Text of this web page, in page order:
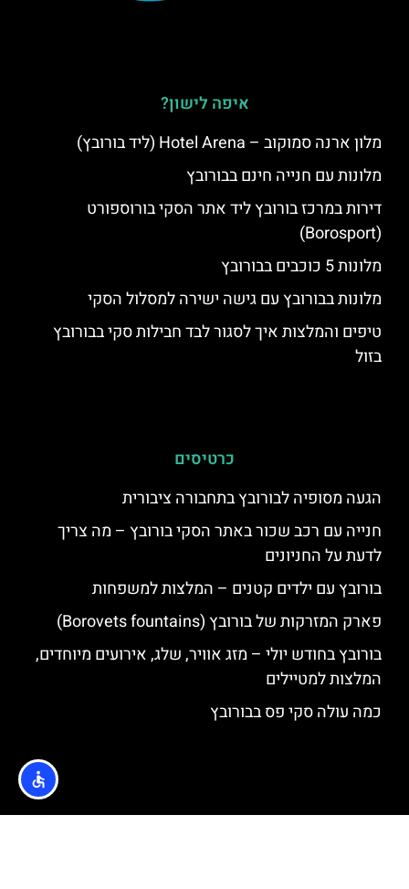
איפה לישון?
מלון ארנה סמוקוב – Hotel Arena (ליד בורובץ)
מלונות עם חנייה חינם בבורובץ
דירות במרכז בורובץ ליד אתר הסקי בורוספורט
(Borosport)
מלונות 5 כוכבים בבורובץ
מלונות בבורובץ עם גישה ישירה למסלול הסקי
טיפים והמלצות איך לסגור לבד חבילות סקי בבורובץ
בזול
כרטיסים
הגעה מסופיה לבורובץ בתחבורה ציבורית
חנייה עם רכב שכור באתר הסקי בורובץ – מה צריך
לדעת על החניונים
בורובץ עם ילדים קטנים – המלצות למשפחות
פארק המזרקות של בורובץ (Borovets fountains)
בורובץ בחודש יולי – מזג אוויר, שלג, אירועים מיוחדים,
המלצות למטיילים
כמה עולה סקי פס בבורובץ